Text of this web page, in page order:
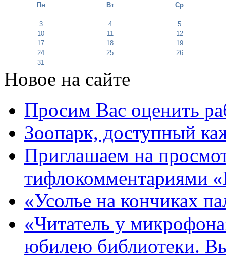
Пн Вт Ср
3 4
5
10
11
12
17
18
19
24
25
26
31
Новое на сайте
Просим Вас оценить
Зоопарк, доступный
Приглашаем на
тифлокомментариями
«Усолье на кончиках
«Читатель у
юбилею библиотеки.